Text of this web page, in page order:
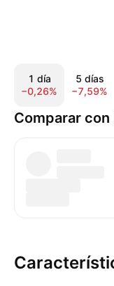
1 día
−0,26%
5 días
−7,59%
Comparar